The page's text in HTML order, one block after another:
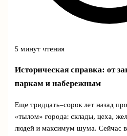
5 минут чтения
Историческая справка: от
паркам и набережным
Еще тридцать–сорок лет назад
«тылом» города: склады, цеха,
людей и максимум шума. Сейчас